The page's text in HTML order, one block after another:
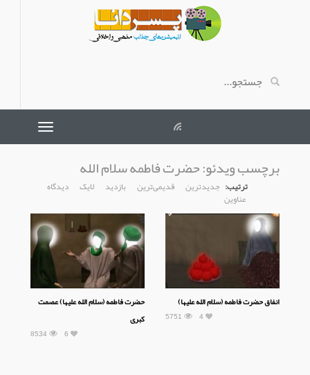
برچسب ویدئو:حضرت فاطمه سلام الله
ترتیب: جدیدترین قدیمی‌ترین بازدید لایک دیدگاه
عناوین
انفاق حضرت فاطمه (سلام الله علیها)
5751 4
حضرت فاطمه (سلام الله علیها) عصمت
کبری
8534 6